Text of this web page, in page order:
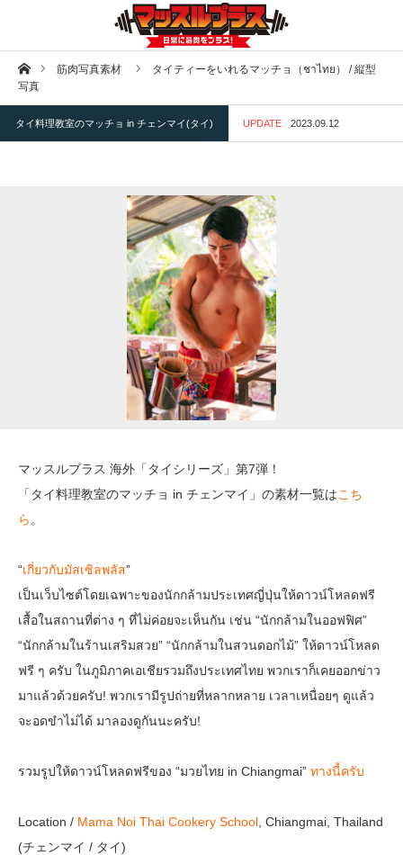
ホーム筋肉写真素材
タイティーをいれるマッチョ（ชาไทย） / 縦型
写真
タイ料理教室のマッチョ in チェンマイ(タイ) UPDATE 2023.09.12
マッスルプラス 海外「タイシリーズ」第7弾！
「タイ料理教室のマッチョ in チェンマイ」の素材一覧はこち
ら 。
“เกี่ยวกับมัสเซิลพลัส”
เป็นเว็บไซต์โดยเฉพาะของนักกล้ามประเทศญี่ปุ่นให้ดาวน์โหลดฟรี
เสื้อในสถานที่ต่าง ๆ ที่ไม่ค่อยจะเห็นกัน เช่น “นักกล้ามในออฟฟิศ”
“นักกล้ามในร้านเสริมสวย” “นักกล้ามในสวนดอกไม้” ให้ดาวน์โหลด
ฟรี ๆ ครับ ในภูมิภาคเอเชียรวมถึงประเทศไทย พวกเราก็เคยออกข่าว
มาแล้วด้วยครับ! พวกเรามีรูปถ่ายที่หลากหลาย เวลาเหนื่อยๆ ดูแล้ว
จะอดขำไม่ได้ มาลองดูกันนะครับ!
รวมรูปให้ดาวน์โหลดฟรีของ “มวยไทย in Chiangmai” ทางนี้ครับ
Location / Mama Noi Thai Cookery School , Chiangmai, Thailand
(チェンマイ / タイ)